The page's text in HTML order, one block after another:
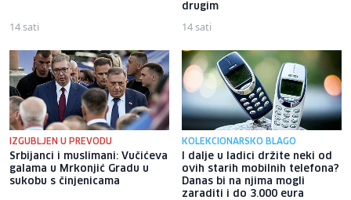
14 sati
drugim
14 sati
IZGUBLJEN U PREVODU
Srbijanci i muslimani: Vučićeva
galama u Mrkonjić Gradu u
sukobu s činjenicama
KOLEKCIONARSKO BLAGO
I dalje u ladici držite neki od
ovih starih mobilnih telefona?
Danas bi na njima mogli
zaraditi i do 3.000 eura